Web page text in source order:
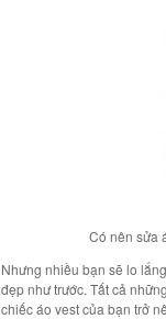
Có nên sửa
Nhưng nhiều bạn sẽ lo
đẹp như trước. Tất cả
chiếc áo vest của bạn trở